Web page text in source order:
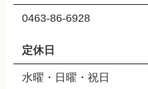
0463-86-6928
定休日
水曜・日曜・祝日